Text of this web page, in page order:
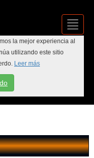
la mejor experiencia al
utilizando este sitio
Leer más